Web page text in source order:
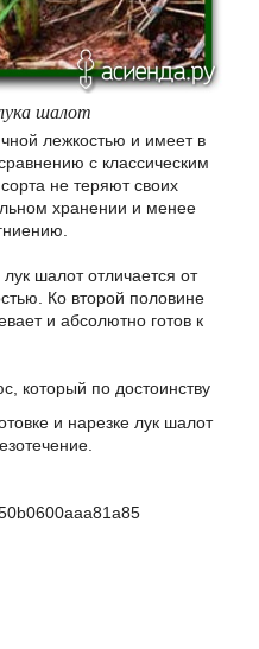
шалот
лежкостью и имеет в
с классическим
не теряют своих
хранении и менее
шалот отличается от
Ко второй половине
и абсолютно готов к
который по достоинству
и нарезке лук шалот